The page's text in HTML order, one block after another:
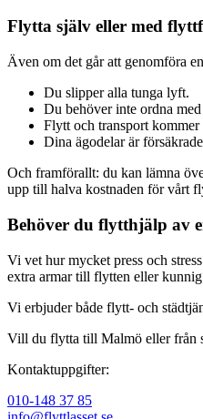
Flytta själv eller med
Även om det går att genomföra
Du slipper alla tunga lyft.
Du behöver inte ordna
Flytt och transport kommer
Dina ägodelar är
Och framförallt: du kan lämna
upp till halva kostnaden för vårt
Behöver du flytthjälp av
Vi vet hur mycket press och
extra armar till flytten eller
Vi erbjuder både flytt- och
Vill du flytta till Malmö eller från
Kontaktuppgifter:
010-148 37 85